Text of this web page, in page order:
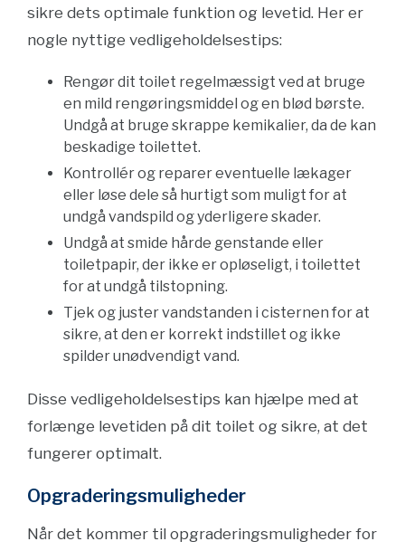
sikre dets optimale funktion og levetid. Her er
nogle nyttige vedligeholdelsestips:
Rengør dit toilet regelmæssigt ved at bruge
en mild rengøringsmiddel og en blød børste.
Undgå at bruge skrappe kemikalier, da de kan
beskadige toilettet.
Kontrollér og reparer eventuelle lækager
eller løse dele så hurtigt som muligt for at
undgå vandspild og yderligere skader.
Undgå at smide hårde genstande eller
toiletpapir, der ikke er opløseligt, i toilettet
for at undgå tilstopning.
Tjek og juster vandstanden i cisternen for at
sikre, at den er korrekt indstillet og ikke
spilder unødvendigt vand.
Disse vedligeholdelsestips kan hjælpe med at
forlænge levetiden på dit toilet og sikre, at det
fungerer optimalt.
Opgraderingsmuligheder
Når det kommer til opgraderingsmuligheder for